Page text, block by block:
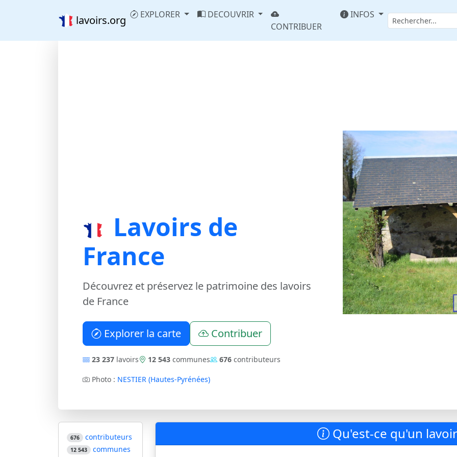
lavoirs.org EXPLORER
DECOUVRIR
CONTRIBUER
INFOS
Lavoirs de
France
Découvrez et préservez le patrimoine des lavoirs
de France
Explorer la carte Contribuer
23 237 lavoirs 12 543 communes 676 contributeurs
Photo : NESTIER (Hautes-Pyrénées)
676 contributeurs
12 543 communes
Qu'est-ce qu'un